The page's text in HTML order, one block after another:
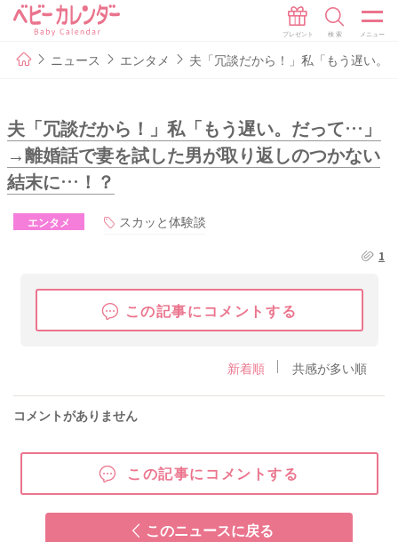
ニュース エンタメ 夫「冗談だから！」私「もう遅い
夫「冗談だから！」私「もう遅い。だって…」
→離婚話で妻を試した男が取り返しのつかない
結末に…！？
エンタメ スカッと体験談
1
この記事にコメントする
新着順 共感が多い順
コメントがありません
この記事にコメントする
このニュースに戻る